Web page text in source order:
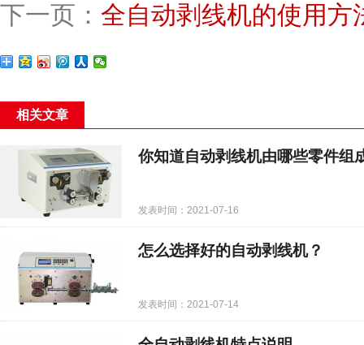
下一页： 全自动剥线机的使用方
相关文章
你知道自动剥线机由哪些零件组
发表时间：2021-07-16
怎么选择好的自动剥线机？
发表时间：2021-07-14